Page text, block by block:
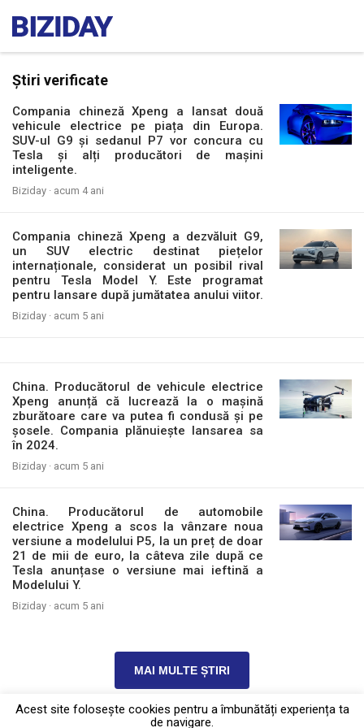
Știri verificate
Compania chineză Xpeng a lansat două
vehicule electrice pe piața din Europa.
SUV-ul G9 și sedanul P7 vor concura cu
Tesla și alți producători de mașini
inteligente.
Biziday · acum 4 ani
Compania chineză Xpeng a dezvăluit G9,
un SUV electric destinat piețelor
internaționale, considerat un posibil rival
pentru Tesla Model Y. Este programat
pentru lansare după jumătatea anului viitor.
Biziday · acum 5 ani
China. Producătorul de vehicule electrice
Xpeng anunță că lucrează la o mașină
zburătoare care va putea fi condusă și pe
șosele. Compania plănuiește lansarea sa
în 2024.
Biziday · acum 5 ani
China. Producătorul de automobile
electrice Xpeng a scos la vânzare noua
versiune a modelului P5, la un preț de doar
21 de mii de euro, la câteva zile după ce
Tesla anunțase o versiune mai ieftină a
Modelului Y.
Biziday · acum 5 ani
MAI MULTE ȘTIRI
Acest site foloseşte cookies pentru a îmbunătăți experiența ta
de navigare.